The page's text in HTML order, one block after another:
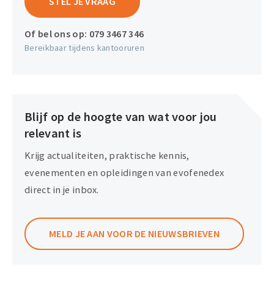
Of bel ons op: 079 3467 346
Bereikbaar tijdens kantooruren
Blijf op de hoogte van wat voor jou
relevant is
Krijg actualiteiten, praktische kennis,
evenementen en opleidingen van evofenedex
direct in je inbox.
MELD JE AAN VOOR DE NIEUWSBRIEVEN